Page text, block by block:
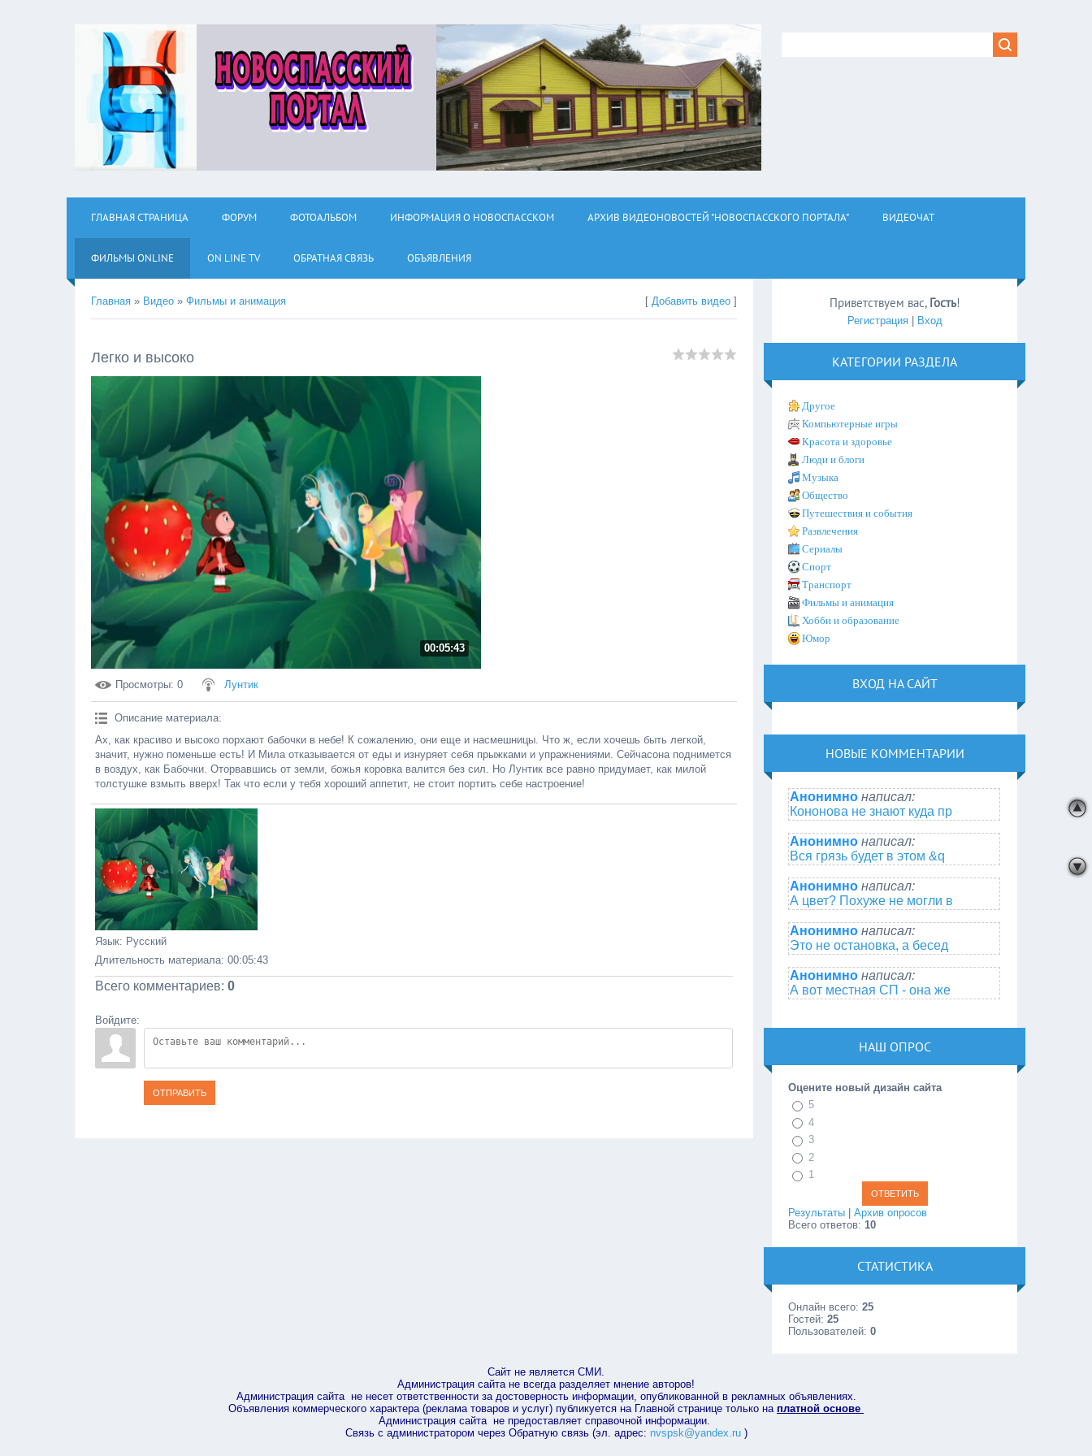
ГЛАВНАЯ СТРАНИЦА ФОРУМ ФОТОАЛЬБОМ ИНФОРМАЦИЯ О НОВОСПАССКОМ АРХИВ ВИДЕОНОВОСТЕЙ "НОВОСПАССКОГО ПОРТАЛА" ВИДЕОЧАТ
ФИЛЬМЫ ОNLINE ON LINE TV ОБРАТНАЯ СВЯЗЬ ОБЪЯВЛЕНИЯ
Главная » Видео » Фильмы и анимация [Добавить видео ]
Легко и высоко
00:05:43
Просмотры: 0 Лунтик
Описание материала:
Ах, как красиво и высоко порхают бабочки в небе! К сожалению, они еще и насмешницы. Что ж, если хочешь быть легкой,
значит, нужно поменьше есть! И Мила отказывается от еды и изнуряет себя прыжками и упражнениями. Сейчасона поднимется
в воздух, как Бабочки. Оторвавшись от земли, божья коровка валится без сил. Но Лунтик все равно придумает, как милой
толстушке взмыть вверх! Так что если у тебя хороший аппетит, не стоит портить себе настроение!
Язык: Русский
Длительность материала: 00:05:43
Всего комментариев: 0
Войдите:
ОТПРАВИТЬ
Приветствуем вас, Гость!
Регистрация| Вход
КАТЕГОРИИ РАЗДЕЛА
Другое
Компьютерные игры
Красота и здоровье
Люди и блоги
Музыка
Общество
Путешествия и события
Развлечения
Сериалы
Спорт
Транспорт
Фильмы и анимация
Хобби и образование
Юмор
ВХОД НА САЙТ
НОВЫЕ КОММЕНТАРИИ
Анонимно написал:
Кононова не знают куда пр
Анонимно написал:
Вся грязь будет в этом &q
Анонимно написал:
А цвет? Похуже не могли в
Анонимно написал:
Это не остановка, а бесед
Анонимно написал:
А вот местная СП - она же
НАШ ОПРОС
Оцените новый дизайн сайта
5
4
3
2
1
Результаты |Архив опросов
Всего ответов: 10
СТАТИСТИКА
Онлайн всего:25
Гостей:25
Пользователей:0
Сайт не является СМИ.
Администрация сайта не всегда разделяет мнение авторов!
Администрация сайта не несет ответственности за достоверность информации, опубликованной в рекламных объявлениях.
Объявления коммерческого характера (реклама товаров и услуг) публикуется на Главной странице только на платной основе
Администрация сайта не предоставляет справочной информации.
Связь с администратором через Обратную связь (эл. адрес: nvspsk@yandex.ru)